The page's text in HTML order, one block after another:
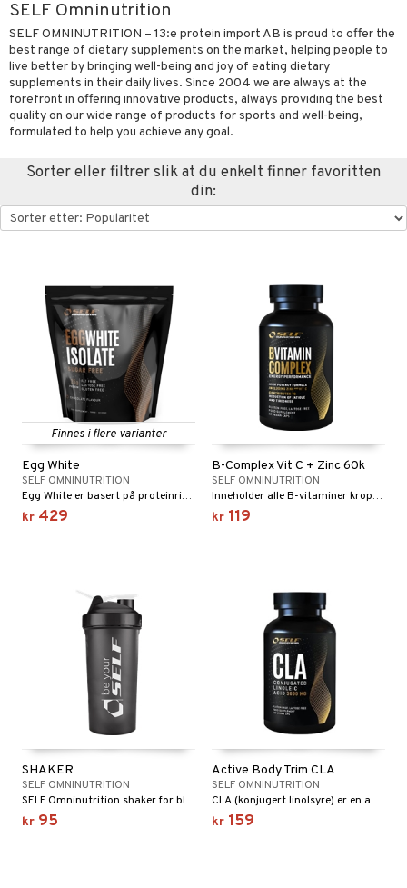
SELF Omninutrition
SELF OMNINUTRITION – 13:e protein import AB is proud to offer the
best range of dietary supplements on the market, helping people to
live better by bringing well-being and joy of eating dietary
supplements in their daily lives. Since 2004 we are always at the
forefront in offering innovative products, always providing the best
quality on our wide range of products for sports and well-being,
formulated to help you achieve any goal.
Sorter eller filtrer slik at du enkelt finner favoritten
din:
Finnes i flere varianter
Egg White
SELF OMNINUTRITION
Egg White er basert på proteinrik eggehvite som er fri for fett og karbohydrater.
kr 429
B-Complex Vit C + Zinc 60k
SELF OMNINUTRITION
Inneholder alle B-vitaminer kroppen din trenger.
kr 119
SHAKER
SELF OMNINUTRITION
SELF Omninutrition shaker for blanding av proteinpulver shakes.
kr 95
Active Body Trim CLA
SELF OMNINUTRITION
CLA (konjugert linolsyre) er en av de to essensielle (umettede) fettsyrene som kroppen ikke kan produsere.
kr 159
protein
egg protein
sportsflasker
og muskelsmerter
beskyttelse
& svar